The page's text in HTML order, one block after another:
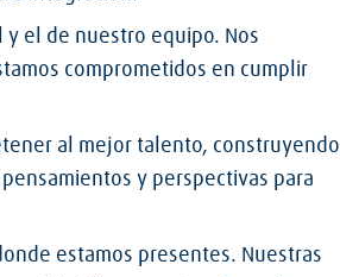
el de nuestro equipo. Nos
comprometidos en cumplir
al mejor talento, construyendo
y perspectivas para
estamos presentes. Nuestras